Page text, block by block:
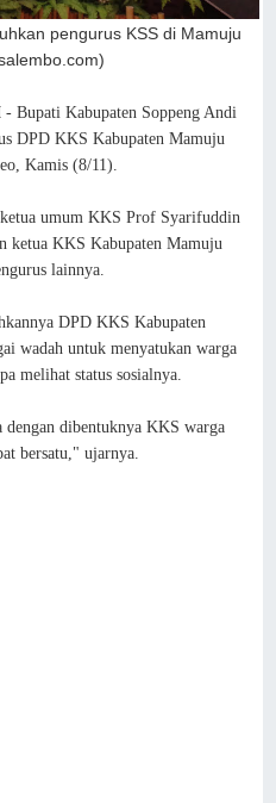
pengurus KSS di Mamuju
Kabupaten Soppeng Andi
DPD KKS Kabupaten Mamuju
Kamis (8/11).
umum KKS Prof Syarifuddin
ketua KKS Kabupaten Mamuju
lainnya.
DPD KKS Kabupaten
wadah untuk menyatukan warga
melihat status sosialnya.
dibentuknya KKS warga
bersatu," ujarnya.